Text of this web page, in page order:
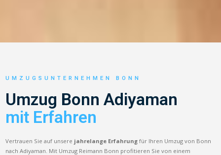
UMZUGSUNTERNEHMEN BONN
Umzug Bonn Adiyaman
mit Erfahren
Vertrauen Sie auf unsere jahrelange Erfahrung für Ihren Umzug von Bonn
nach Adiyaman. Mit Umzug Reimann Bonn profitieren Sie von einem